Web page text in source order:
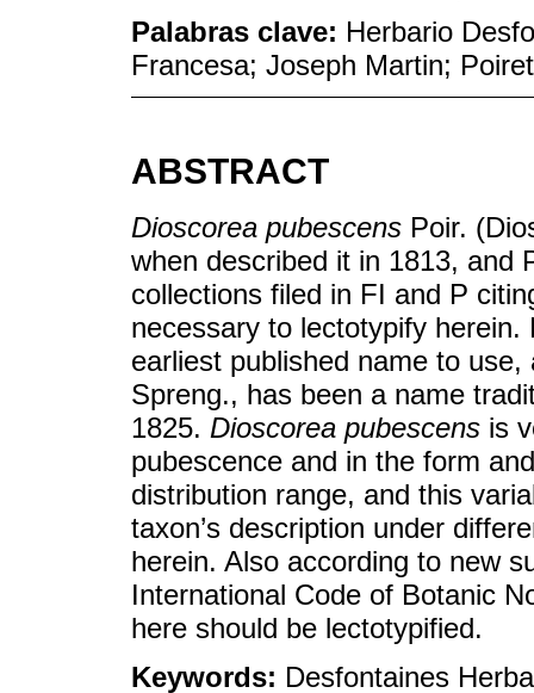
Palabras clave: Herbario
Francesa; Joseph Martin; Poiret
ABSTRACT
Dioscorea pubescens Poir.
when described it in 1813, and
collections filed in FI and P
necessary to lectotypify
earliest published name to
Spreng., has been a name
1825. Dioscorea pubescens is
pubescence and in the form
distribution range, and this
taxon’s description under
herein. Also according to new
International Code of Botanic
here should be lectotypified.
Keywords: Desfontaines